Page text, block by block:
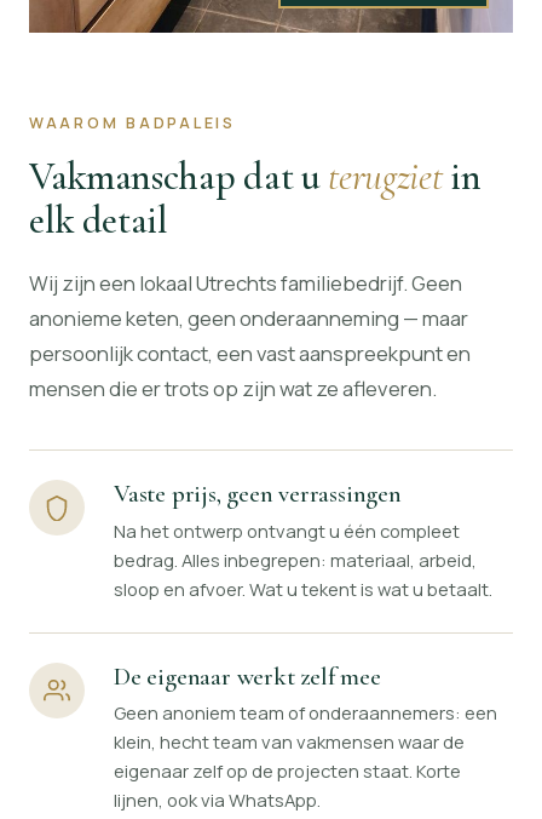
WAAROM BADPALEIS
Vakmanschap dat uterugzietin
elk detail
Wij zijn een lokaal Utrechts familiebedrijf. Geen
anonieme keten, geen onderaanneming — maar
persoonlijk contact, een vast aanspreekpunt en
mensen die er trots op zijn wat ze afleveren.
Vaste prijs, geen verrassingen
Na het ontwerp ontvangt u één compleet
bedrag. Alles inbegrepen: materiaal, arbeid,
sloop en afvoer. Wat u tekent is wat u betaalt.
De eigenaar werkt zelf mee
Geen anoniem team of onderaannemers: een
klein, hecht team van vakmensen waar de
eigenaar zelf op de projecten staat. Korte
lijnen, ook via WhatsApp.